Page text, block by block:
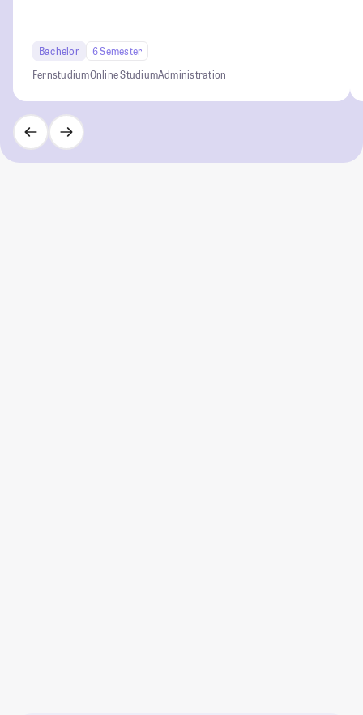
Bachelor
6 Semester
FernstudiumOnline StudiumAdministration